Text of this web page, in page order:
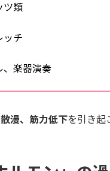
ツ類
ッチ
楽器演奏
漫、筋力低下を引き起